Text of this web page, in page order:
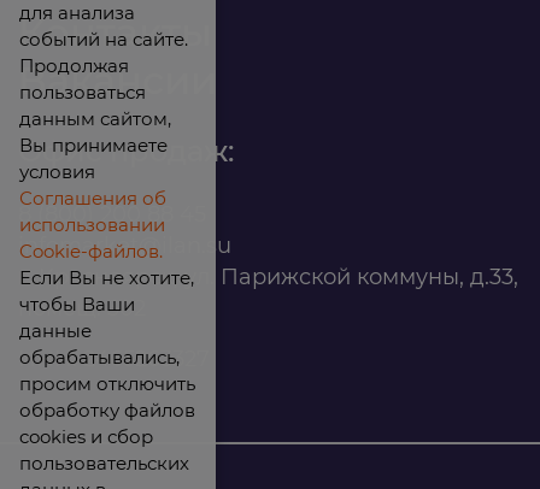
Контакты
Вакансии
Офис продаж:
infomarket@ilan.su
г. Красноярск, ул. Парижской коммуны, д.33,
помещ. 302
ИНН: 2465263327
для анализа
событий на сайте.
Продолжая
пользоваться
данным сайтом,
Вы принимаете
условия
Соглашения об
использовании
Cookie-файлов.
Если Вы не хотите,
чтобы Ваши
данные
обрабатывались,
просим отключить
обработку файлов
cookies и сбор
пользовательских